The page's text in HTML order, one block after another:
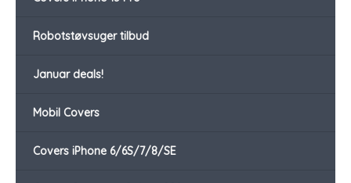
Robotstøvsuger tilbud
Januar deals!
Mobil Covers
Covers iPhone 6/6S/7/8/SE